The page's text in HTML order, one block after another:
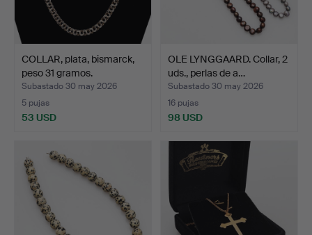
COLLAR, plata, bismarck,
peso 31 gramos.
Subastado 30 may 2026
5 pujas
53 USD
OLE LYNGGAARD. Collar, 2
uds., perlas de a…
Subastado 30 may 2026
16 pujas
98 USD